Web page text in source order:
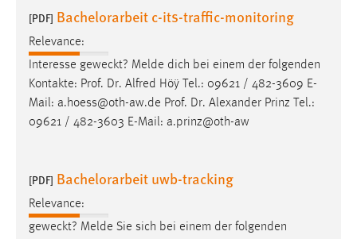
[PDF] Bachelorarbeit c-its-traffic-monitoring
Relevance:
Interesse geweckt? Melde dich bei einem der folgenden
Kontakte: Prof. Dr. Alfred Höÿ Tel.: 09621 / 482-3609 E-
Mail: a.hoess@oth-aw.de Prof. Dr. Alexander Prinz Tel.:
09621 / 482-3603 E-Mail: a.prinz@oth-aw
[PDF] Bachelorarbeit uwb-tracking
Relevance:
geweckt? Melde Sie sich bei einem der folgenden